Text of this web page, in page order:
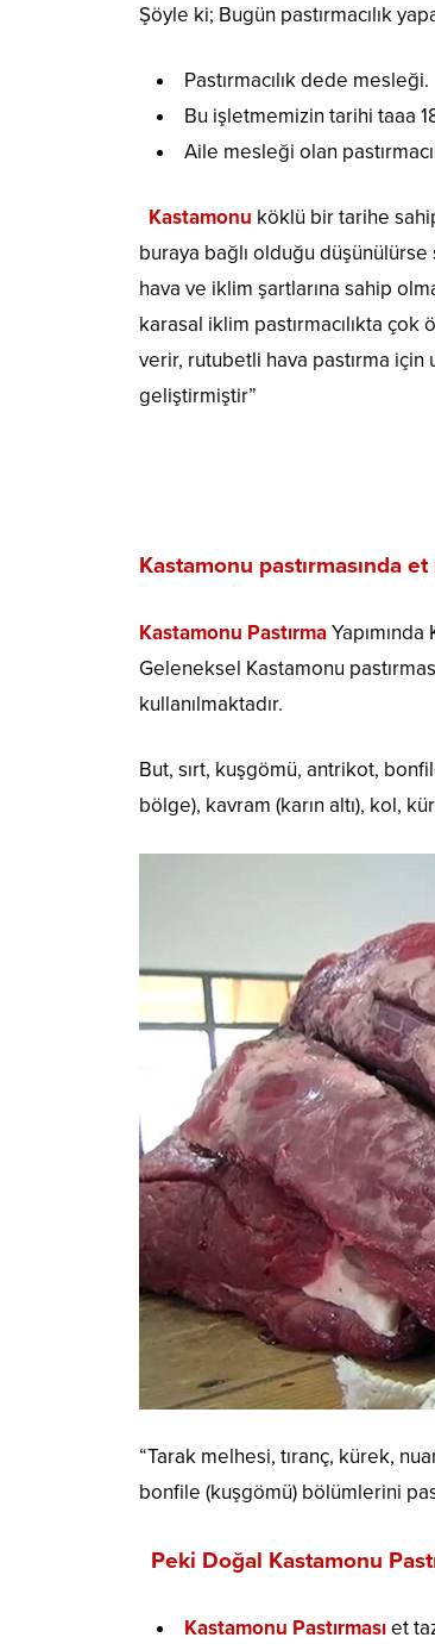
Şöyle ki; Bugün pastırmacılık
Pastırmacılık dede mesleği.
Bu işletmemizin tarihi taaa
Aile mesleği olan
Kastamonu köklü bir tarihe
buraya bağlı olduğu
hava ve iklim şartlarına sahip
karasal iklim pastırmacılıkta
verir, rutubetli hava pastırma için
geliştirmiştir”
Kastamonu pastırmasında et
Kastamonu Pastırma
Geleneksel Kastamonu
kullanılmaktadır.
But, sırt, kuşgömü, antrikot,
bölge), kavram (karın altı), kol,
“Tarak melhesi, tıranç, kürek,
bonfile (kuşgömü) bölümlerini
Peki Doğal Kastamonu
Kastamonu Pastırmasıet